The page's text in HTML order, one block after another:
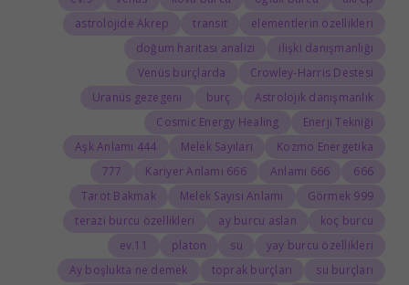
elementlerin özellikleri
transit
astrolojide Akrep
ilişki danışmanlığı
doğum haritası analizi
Crowley-Harris Destesi
Venüs burçlarda
Astrolojik danışmanlık
burç
Uranüs gezegeni
Enerji Tekniği
Cosmic Energy Healing
Kozmo Energetika
Melek Sayıları
444 Aşk Anlamı
666
666 Anlamı
666 Kariyer Anlamı
777
999 Görmek
Melek Sayısı Anlamı
Tarot Bakmak
koç burcu
ay burcu aslan
terazi burcu özellikleri
yay burcu özellikleri
su
platon
11.ev
su burçları
toprak burçları
Ay boşlukta ne demek